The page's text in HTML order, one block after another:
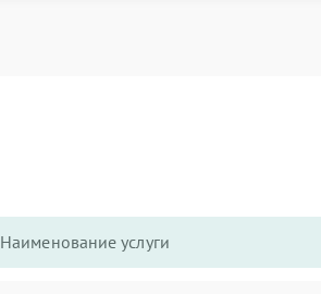
Наименование услуги